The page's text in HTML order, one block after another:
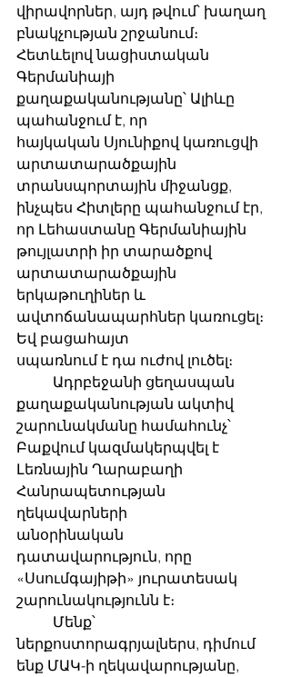
վիրավորներ, այդ թվում՝ խաղաղ
բնակչության շրջանում։
Հետևելով նացիստական ​​
Գերմանիայի
քաղաքականությանը՝ Ալիևը
պահանջում է, որ
հայկական Սյունիքով կառուցվի
արտատարածքային
տրանսպորտային միջանցք,
ինչպես Հիտլերը պահանջում էր,
որ Լեհաստանը Գերմանիային
թույլատրի իր տարածքով
արտատարածքային
երկաթուղիներ և
ավտոճանապարհներ կառուցել։
Եվ բացահայտ
սպառնում է դա ուժով լուծել։
քաղաքականության ակտիվ
շարունակմանը համահունչ՝
Բաքվում կազմակերպվել է
Լեռնային Ղարաբաղի
Հանրապետության
ղեկավարների
անօրինական
դատավարություն, որը
«Սսումգայիթի» յուրատեսակ
շարունակությունն է։
ներքոստորագրյալներս, դիմում
ենք ՄԱԿ-ի ղեկավարությանը,